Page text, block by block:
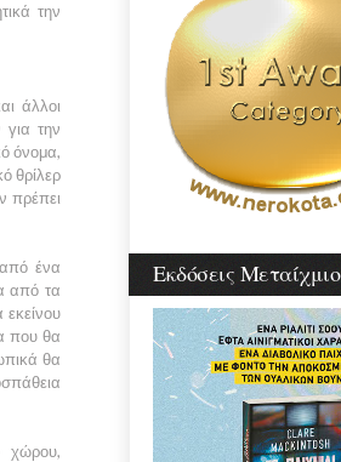
την
άλλοι
για την
όνομα,
θρίλερ
πρέπει
από ένα
από τα
που θα
θα
χώρου,
Εκδόσεις Μεταίχμιο